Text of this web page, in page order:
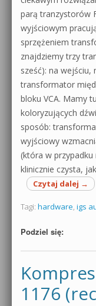
parą tranzystorów
wyjściowym
sprzężeniem
znajdziemy trzy
sześć): na wejściu,
transformator
bloku VCA. Mamy
koloryzujących
sposób:
wyjściowy
(która w
klinicznie czysta,
Czytaj dalej →
Tagi: hardware, igs
Podziel się:
1176